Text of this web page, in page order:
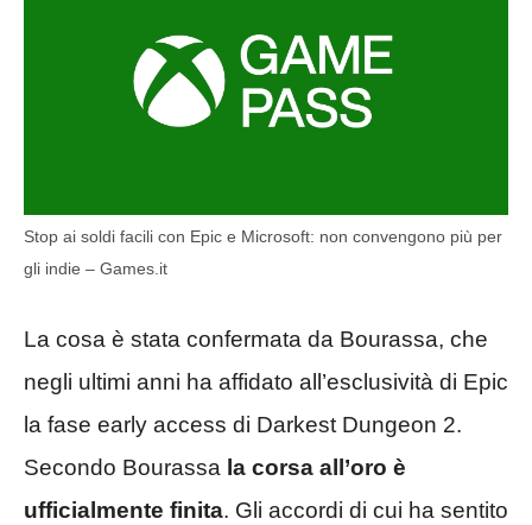
Stop ai soldi facili con Epic e Microsoft: non convengono più per
gli indie – Games.it
La cosa è stata confermata da Bourassa, che
negli ultimi anni ha affidato all’esclusività di Epic
la fase early access di Darkest Dungeon 2.
Secondo Bourassa la corsa all’oro è
ufficialmente finita. Gli accordi di cui ha sentito